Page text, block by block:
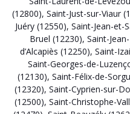
(12800), Saint-Just-sur-Viaur
Juéry (12550), Saint-Jean-et-
Bruel (12230), Saint-
d’Alcapiès (12250), Saint-
Saint-Georges-de-
(12130), Saint-Félix-de-
(12320), Saint-Cyprien-sur-
(12500), Saint-Christophe-